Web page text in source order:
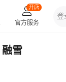
雪